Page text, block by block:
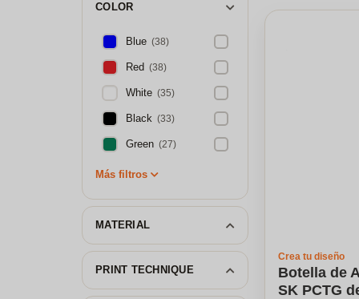
COLOR
Blue (38)
Red (38)
White (35)
Black (33)
Green (27)
Más filtros
MATERIAL
PRINT TECHNIQUE
Crea tu diseño
Botella de
SK PCTG